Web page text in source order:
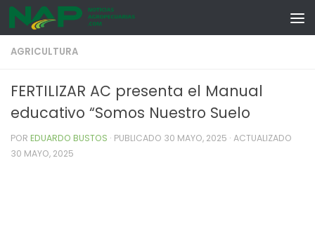
Skip to content
AGRICULTURA
FERTILIZAR AC presenta el Manual
educativo “Somos Nuestro Suelo
POR EDUARDO BUSTOS · PUBLICADO 30 MAYO, 2025 · ACTUALIZADO
30 MAYO, 2025